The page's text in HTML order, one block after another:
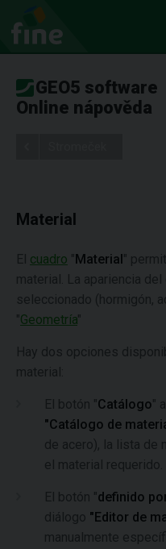
GEO5 software
Online nápověda
Material
El cuadro "Material"
material. La apariencia
seleccionado (hormigón,
"Geometría"
Hay dos opciones
material:
El botón "Catálogo"
"Catálogo de
de acero), la lista de
el material requerido.
El botón "definido
diálogo "Editor de
manualmente